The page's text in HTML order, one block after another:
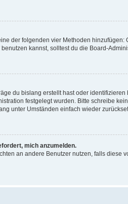
der folgenden vier Methoden
kannst, solltest du die Board-
du bislang erstellt hast oder
festgelegt wurden. Bitte schreibe
unter Umständen einfach wieder
mich anzumelden.
an andere Benutzer nutzen, falls